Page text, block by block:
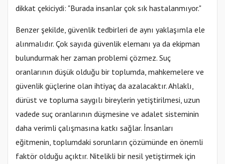
dikkat çekiciydi: "Burada insanlar çok sık hastalanmıyor."
Benzer şekilde, güvenlik tedbirleri de aynı yaklaşımla ele
alınmalıdır. Çok sayıda güvenlik elemanı ya da ekipman
bulundurmak her zaman problemi çözmez. Suç
oranlarının düşük olduğu bir toplumda, mahkemelere ve
güvenlik güçlerine olan ihtiyaç da azalacaktır. Ahlaklı,
dürüst ve topluma saygılı bireylerin yetiştirilmesi, uzun
vadede suç oranlarının düşmesine ve adalet sisteminin
daha verimli çalışmasına katkı sağlar. İnsanları
eğitmenin, toplumdaki sorunların çözümünde en önemli
faktör olduğu açıktır. Nitelikli bir nesil yetiştirmek için